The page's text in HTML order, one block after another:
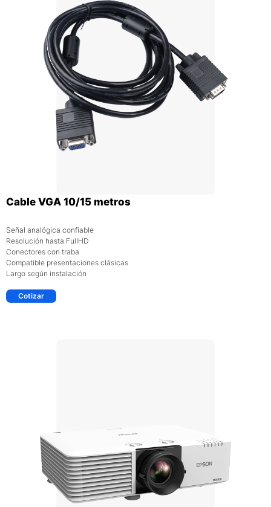
Cable VGA 10/15 metros
Señal analógica confiable
Resolución hasta FullHD
Conectores con traba
Compatible presentaciones clásicas
Largo según instalación
Cotizar